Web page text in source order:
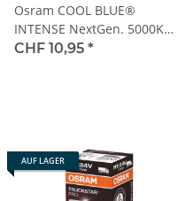
Osram COOL BLUE®
INTENSE NextGen. 5000K
+100%, H1, Halogen 12V, 1er
CHF 10,95 *
AUF LAGER